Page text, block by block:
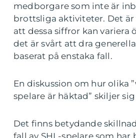
medborgare som inte är
brottsliga aktiviteter. Det
att dessa siffror kan variera
det är svårt att dra
baserat på enstaka fall.
En diskussion om hur olika
spelare är häktad” skiljer
Det finns betydande
fall av SHL-spelare som har